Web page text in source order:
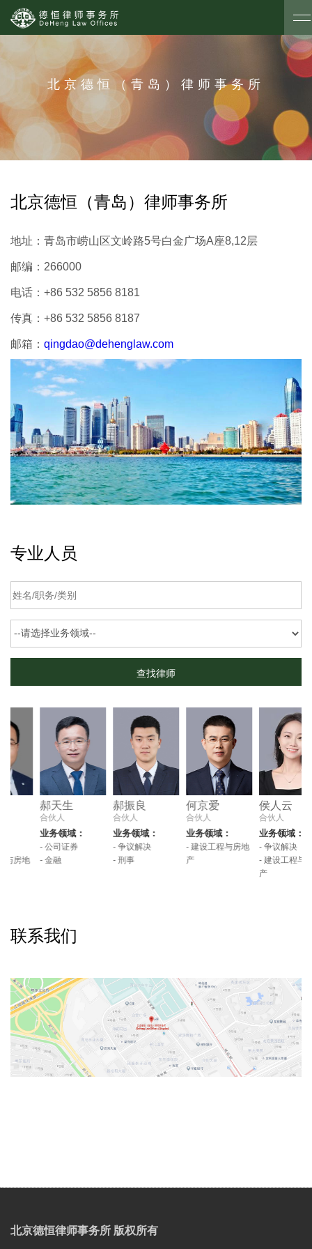
北京德恒（青岛）律师事务所
北京德恒（青岛）律师事务所
地址： 青岛市崂山区文岭路5号白金广场A座8,12层
邮编： 266000
电话： +86 532 5856 8181
传真： +86 532 5856 8187
邮箱： qingdao@dehenglaw.com
专业人员
郝天生
合伙人
业务领域：
- 公司证券
- 金融
郝振良
合伙人
业务领域：
- 争议解决
- 刑事
何京爱
合伙人
业务领域：
- 建设工程与房地
侯人云
合伙人
业务领域：
- 争议解决
- 建设工程与房地
联系我们
北京德恒律师事务所 版权所有